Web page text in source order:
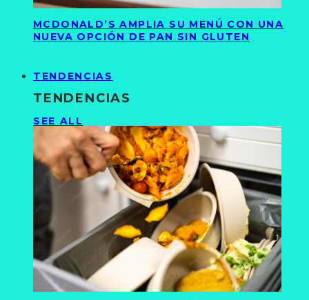
MCDONALD’S AMPLIA SU MENÚ CON UNA
NUEVA OPCIÓN DE PAN SIN GLUTEN
TENDENCIAS
TENDENCIAS
SEE ALL